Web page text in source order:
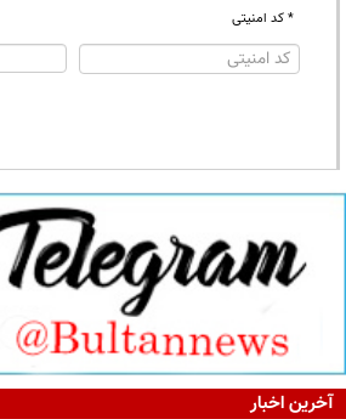
* کد امنیتی
آخرین اخبار